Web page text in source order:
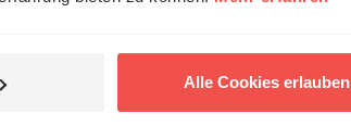
Alle Cookies erlauben